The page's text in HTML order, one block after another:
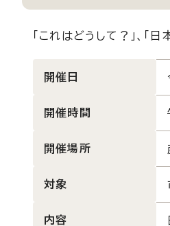
「これはどうして？」、
開催日
開催時間
開催場所
対象
内容